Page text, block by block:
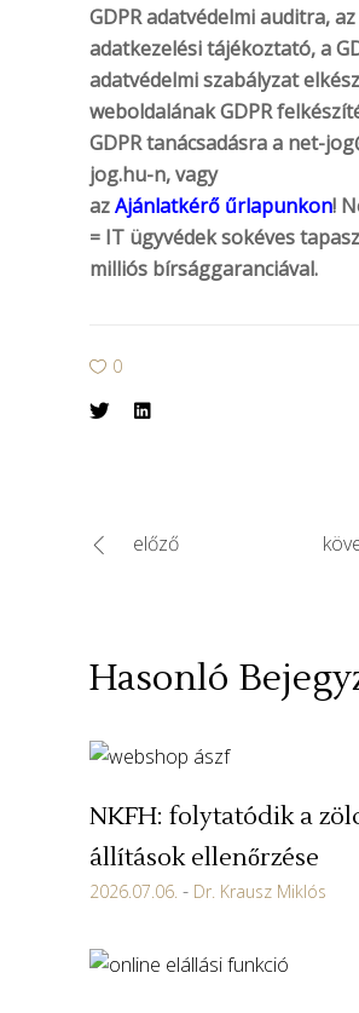
GDPR adatvédelmi auditra, az
adatkezelési tájékoztató, a
adatvédelmi szabályzat
weboldalának GDPR
GDPR tanácsadásra a net-
jog.hu-n, vagy
azAjánlatkérő űrlapunkon!
= IT ügyvédek sokéves
milliós bírsággaranciával.
0
előző
Hasonló
NKFH: folytatódik a
állítások ellenőrzése
2026.07.06. Dr. Krausz Miklós